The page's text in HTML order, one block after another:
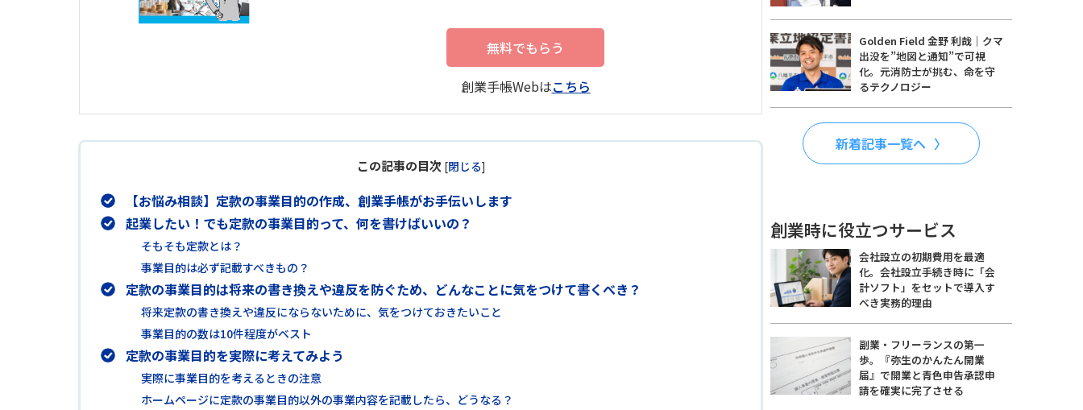
無料でもらう
創業手帳Webはこちら
この記事の目次 [閉じる]
【お悩み相談】定款の事業目的の作成、創業手帳がお手伝いします
起業したい！でも定款の事業目的って、何を書けばいいの？
そもそも定款とは？
事業目的は必ず記載すべきもの？
定款の事業目的は将来の書き換えや違反を防ぐため、どんなことに気をつけて書くべき？
将来定款の書き換えや違反にならないために、気をつけておきたいこと
事業目的の数は10件程度がベスト
定款の事業目的を実際に考えてみよう
実際に事業目的を考えるときの注意
ホームページに定款の事業目的以外の事業内容を記載したら、どうなる？
Golden Field 金野 利哉｜クマ
出没を”地図と通知”で可視
化。元消防士が挑む、命を守
るテクノロジー
新着記事一覧へ
創業時に役立つサービス
会社設立の初期費用を最適
化。会社設立手続き時に「会
計ソフト」をセットで導入す
べき実務的理由
副業・フリーランスの第一
歩。『弥生のかんたん開業
届』で開業と青色申告承認申
請を確実に完了させる